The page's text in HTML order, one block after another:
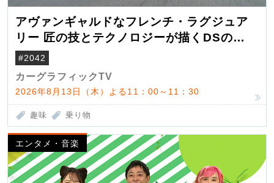
アヴァンギャルドなフレンチ・ラグジュア
リー 匠の技とテクノロジーが描くDSの世
界観
#2042
カーグラフィックTV
2026年8月13日（木）よる11：00～11：30
趣味 乗り物
エンタメ・音楽